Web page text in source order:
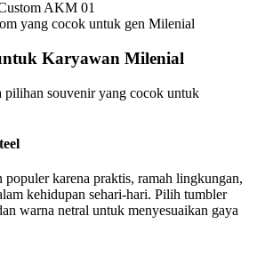
yang cocok untuk gen Milenial
Karyawan Milenial
pilihan souvenir yang cocok untuk
karena praktis, ramah lingkungan,
kehidupan sehari-hari. Pilih tumbler
warna netral untuk menyesuaikan gaya